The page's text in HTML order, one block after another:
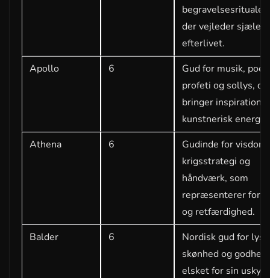
begravelsesritualer,
der vejleder sjæle
efterlivet.
Apollo
6
Gud for musik,
profeti og sollys,
bringer inspiration
kunstnerisk energi.
Athena
6
Gudinde for visdom,
krigsstrategi og
håndværk, som
repræsenterer
og retfærdighed.
Balder
6
Nordisk gud for lys,
skønhed og godhed,
elsket for sin uskyld